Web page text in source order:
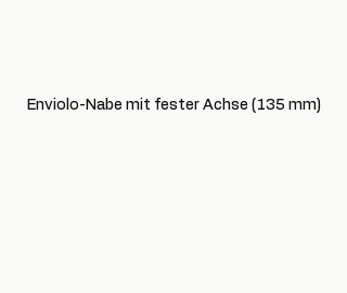
Enviolo-Nabe mit fester Achse (135 mm)